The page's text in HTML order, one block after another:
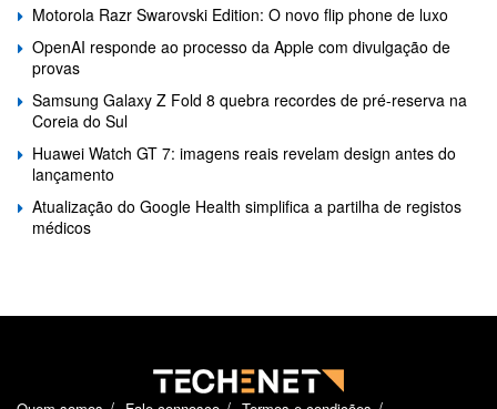
Motorola Razr Swarovski Edition: O novo flip phone de luxo
OpenAI responde ao processo da Apple com divulgação de
provas
Samsung Galaxy Z Fold 8 quebra recordes de pré-reserva na
Coreia do Sul
Huawei Watch GT 7: imagens reais revelam design antes do
lançamento
Atualização do Google Health simplifica a partilha de registos
médicos